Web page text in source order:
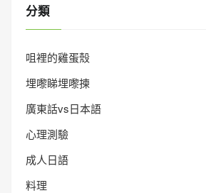
分類
咀裡的雞蛋殼
埋嚟睇埋嚟揀
廣東話vs日本語
心理測驗
成人日語
料理